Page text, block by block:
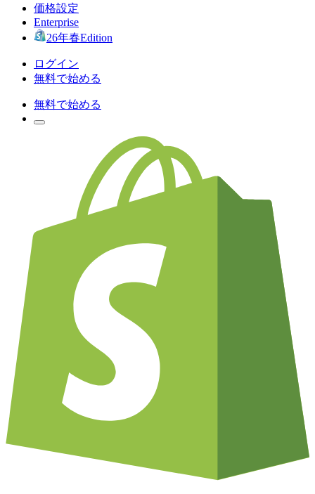
価格設定
Enterprise
26年春Edition
ログイン
無料で始める
無料で始める